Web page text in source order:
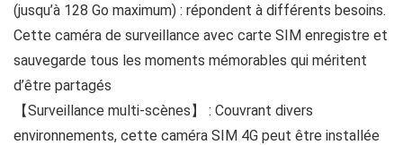
(jusqu’à 128 Go maximum) : répondent à différents besoins.
Cette caméra de surveillance avec carte SIM enregistre et
sauvegarde tous les moments mémorables qui méritent
d’être partagés
【Surveillance multi-scènes】 : Couvrant divers
environnements, cette caméra SIM 4G peut être installée